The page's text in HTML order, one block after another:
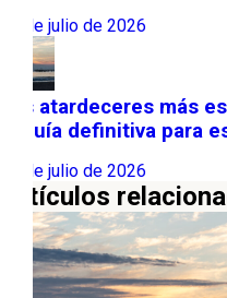
22 de julio de 2026
Los atardeceres más
la guía definitiva para
13 de julio de 2026
Artículos